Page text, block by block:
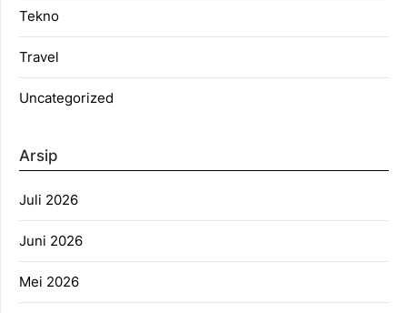
Tekno
Travel
Uncategorized
Arsip
Juli 2026
Juni 2026
Mei 2026